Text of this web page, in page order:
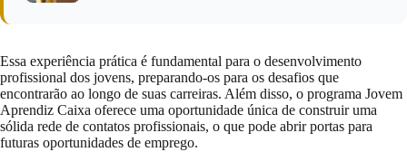
Essa experiência prática é fundamental para o desenvolvimento
profissional dos jovens, preparando-os para os desafios que
encontrarão ao longo de suas carreiras. Além disso, o programa Jovem
Aprendiz Caixa oferece uma oportunidade única de construir uma
sólida rede de contatos profissionais, o que pode abrir portas para
futuras oportunidades de emprego.